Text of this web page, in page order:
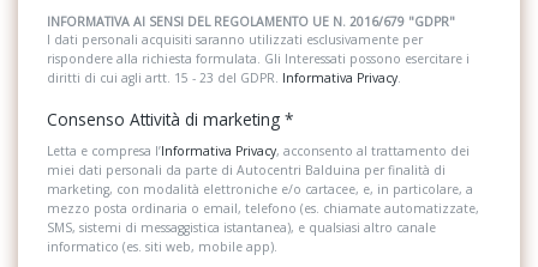
Radio DAB
Retrovisore interno auto-anabbagliante
Sedili regolabili
Selettore stile di guida
Sensori di Parcheggio Anterori e Posteriori
Digital cockpit pro da 10,2 (strumentazione di bordo digitale)
asimmetricamente
Driving profile selection (selezione del profilo di guida)
Emergency exit warning system (sistema di avviso auto e ciclisti
nell&apos;apertura delle porte)
INFORMATIVA AI SENSI DEL REGOLAMENTO UE N. 2016/679 "GDPR"
I dati personali acquisiti saranno utilizzati esclusivamente per
rispondere alla richiesta formulata. Gli Interessati possono esercitare i
diritti di cui agli artt. 15 - 23 del GDPR. Informativa Privacy
Consenso Attività di marketing *
Letta e compresa l’Informativa Privacy, acconsento al trattamento dei
miei dati personali da parte di Autocentri Balduina per finalità di
marketing, con modalità elettroniche e/o cartacee, e, in particolare, a
mezzo posta ordinaria o email, telefono (es. chiamate automatizzate,
SMS, sistemi di messaggistica istantanea), e qualsiasi altro canale
informatico (es. siti web, mobile app).